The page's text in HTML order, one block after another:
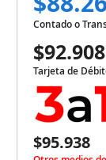
Contado o
$92.908
Tarjeta de
$95.938